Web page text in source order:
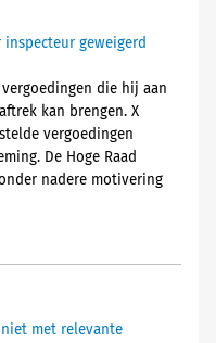
geweigerd
die hij aan
kan brengen. X
vergoedingen
De Hoge Raad
nadere motivering
met relevante